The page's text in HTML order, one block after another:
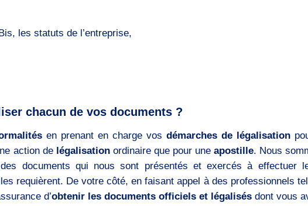
les statuts de l’entreprise,
chacun de vos documents ?
en prenant en charge vosdémarches de légalisation
action de légalisationordinaire que pour une apostille. Nous
documents qui nous sont présentés et exercés à effectuer
requièrent. De votre côté, en faisant appel à des professionnels
d’obtenir les documents officiels et légalisésdont vous